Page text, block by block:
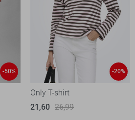
-50% -20%
Only T-shirt
21,60 26,99